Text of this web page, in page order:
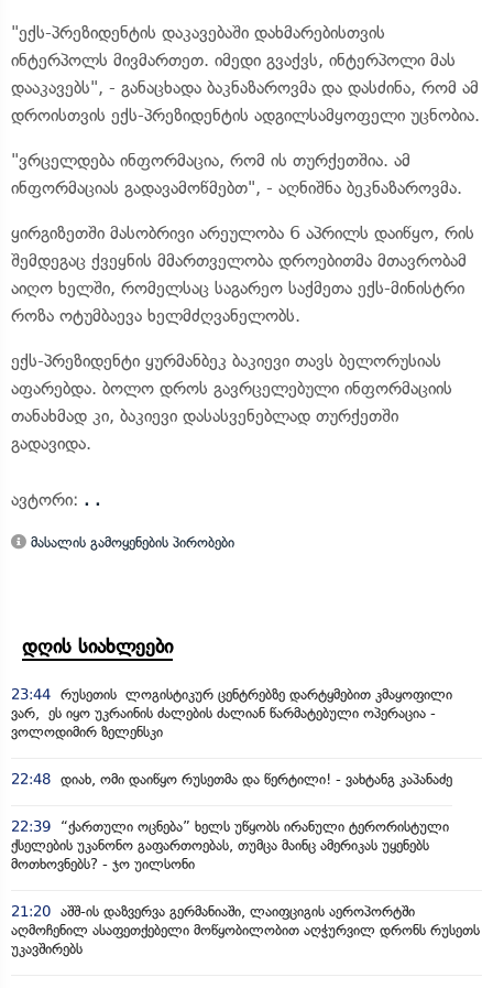
"ექს-პრეზიდენტის დაკავებაში დახმარებისთვის
ინტერპოლს მივმართეთ. იმედი გვაქვს, ინტერპოლი მას
დააკავებს", - განაცხადა ბაკნაზაროვმა და დასძინა, რომ ამ
დროისთვის ექს-პრეზიდენტის ადგილსამყოფელი უცნობია.
"ვრცელდება ინფორმაცია, რომ ის თურქეთშია. ამ
ინფორმაციას გადავამოწმებთ", - აღნიშნა ბეკნაზაროვმა.
ყირგიზეთში მასობრივი არეულობა 6 აპრილს დაიწყო, რის
შემდეგაც ქვეყნის მმართველობა დროებითმა მთავრობამ
აიღო ხელში, რომელსაც საგარეო საქმეთა ექს-მინისტრი
როზა ოტუმბაევა ხელმძღვანელობს.
ექს-პრეზიდენტი ყურმანბეკ ბაკიევი თავს ბელორუსიას
აფარებდა. ბოლო დროს გავრცელებული ინფორმაციის
თანახმად კი, ბაკიევი დასასვენებლად თურქეთში
გადავიდა.
ავტორი: . .
მასალის გამოყენების პირობები
დღის სიახლეები
23:44 რუსეთის ლოგისტიკურ ცენტრებზე დარტყმებით კმაყოფილი
ვარ, ეს იყო უკრაინის ძალების ძალიან წარმატებული ოპერაცია -
ვოლოდიმირ ზელენსკი
22:48 დიახ, ომი დაიწყო რუსეთმა და წერტილი! - ვახტანგ კაპანაძე
22:39
“ქართული ოცნება” ხელს უწყობს ირანული ტერორისტული
ქსელების უკანონო გაფართოებას, თუმცა მაინც ამერიკას უყენებს
მოთხოვნებს? - ჯო უილსონი
21:20 აშშ-ის დაზვერვა გერმანიაში, ლაიფციგის აეროპორტში
აღმოჩენილ ასაფეთქებელი მოწყობილობით აღჭურვილ დრონს რუსეთს
უკავშირებს